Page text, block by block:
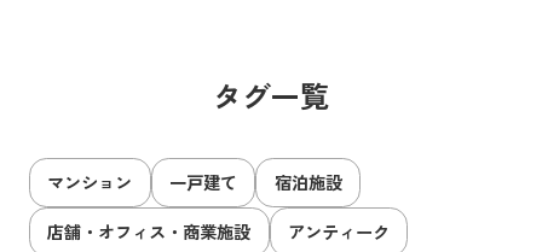
タグ一覧
マンション 一戸建て
宿泊施設
店舗・オフィス・商業施設
アンティーク